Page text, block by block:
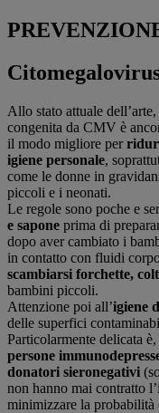
Allo stato attuale
congenita da CMV è
il modo migliore per
igiene personale,
come le donne in
piccoli e i neonati.
Le regole sono poche e
e sapone prima di
dopo aver cambiato i
in contatto con fluidi
scambiarsi forchette,
bambini piccoli.
Attenzione poi all’igiene
delle superfici
Particolarmente delicata
persone
donatori sieronegativi
non hanno mai contratto
minimizzare la